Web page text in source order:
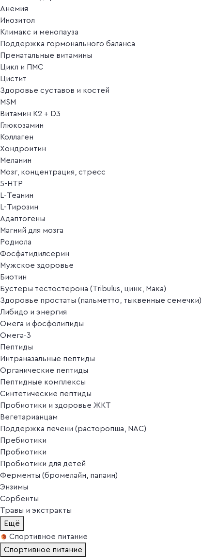
Анемия
Инозитол
Климакс и менопауза
Поддержка гормонального баланса
Пренатальные витамины
Цикл и ПМС
Цистит
Здоровье суставов и костей
MSM
Витамин K2 + D3
Глюкозамин
Коллаген
Хондроитин
Меланин
Мозг, концентрация, стресс
5-HTP
L-Теанин
L-Тирозин
Адаптогены
Магний для мозга
Родиола
Фосфатидилсерин
Мужское здоровье
Биотин
Бустеры тестостерона (Tribulus, цинк, Мака)
Здоровье простаты (пальметто, тыквенные семечки)
Либидо и энергия
Омега и фосфолипиды
Омега-3
Пептиды
Интраназальные пептиды
Органические пептиды
Пептидные комплексы
Синтетические пептиды
Пробиотики и здоровье ЖКТ
Вегетарианцам
Поддержка печени (расторопша, NAC)
Пребиотики
Пробиотики
Пробиотики для детей
Ферменты (бромелайн, папаин)
Энзимы
Сорбенты
Травы и экстракты
Ещё
Спортивное питание
Спортивное питание